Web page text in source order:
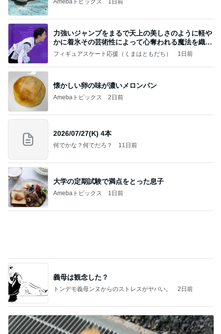
なす
フィギュアスケート応援（くまはともだち）
懐かしい卵の味が濃いメロンパン
Amebaトピックス 2日前
2026/07/27(K) 4本
何でかな？何でだろ？ 11日前
大学の定期試験で満点をとった息子
Amebaトピックス 1日前
義母は観念した？
トンデモ義母ンヌからのストレスがヤバい。